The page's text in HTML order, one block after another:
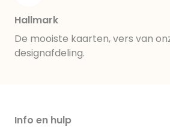
Hallmark
De mooiste kaarten, vers van
designafdeling.
Info en hulp